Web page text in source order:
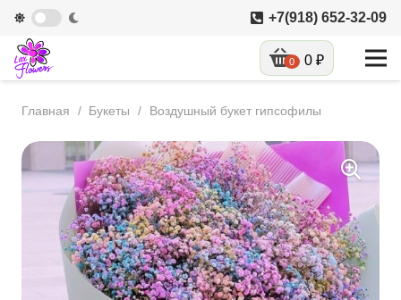
+7(918) 652-32-09
0 0 ₽
Главная / Букеты / Воздушный букет гипсофилы